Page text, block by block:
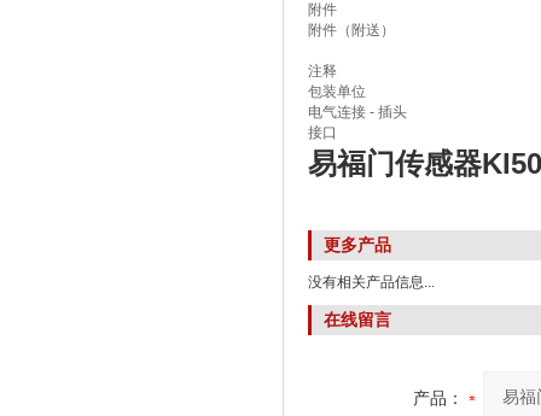
附件
附件（附送）
注释
包装单位
电气连接 - 插头
接口
易福门传感器
更多产品
没有相关产品信息...
在线留言
产品：